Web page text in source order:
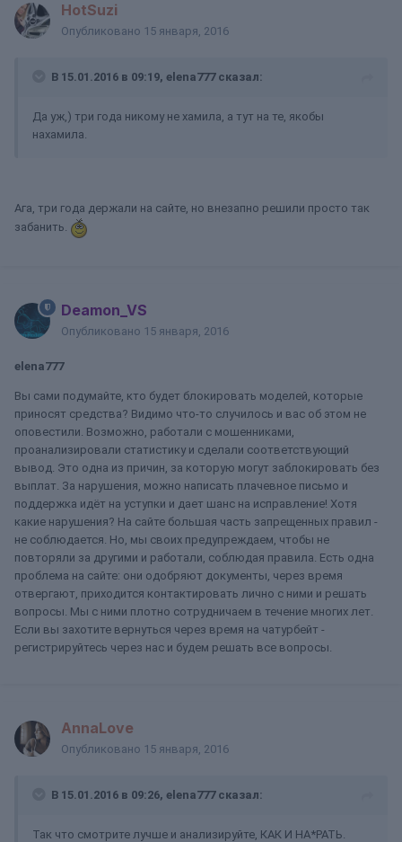
HotSuzi
Опубликовано 15 января, 2016
В 15.01.2016 в 09:19, elena777 сказал:
Да уж,) три года никому не хамила, а тут на те, якобы
нахамила.
Ага, три года держали на сайте, но внезапно решили просто так
забанить.
Deamon_VS
Опубликовано 15 января, 2016
elena777
Вы сами подумайте, кто будет блокировать моделей, которые
приносят средства? Видимо что-то случилось и вас об этом не
оповестили. Возможно, работали с мошенниками,
проанализировали статистику и сделали соответствующий
вывод. Это одна из причин, за которую могут заблокировать без
выплат. За нарушения, можно написать плачевное письмо и
поддержка идёт на уступки и дает шанс на исправление! Хотя
какие нарушения? На сайте большая часть запрещенных правил -
не соблюдается. Но, мы своих предупреждаем, чтобы не
повторяли за другими и работали, соблюдая правила. Есть одна
проблема на сайте: они одобряют документы, через время
отвергают, приходится контактировать лично с ними и решать
вопросы. Мы с ними плотно сотрудничаем в течение многих лет.
Если вы захотите вернуться через время на чатурбейт -
регистрируйтесь через нас и будем решать все вопросы.
AnnaLove
Опубликовано 15 января, 2016
В 15.01.2016 в 09:26, elena777 сказал:
Так что смотрите лучше и анализируйте, КАК И НА*РАТЬ.